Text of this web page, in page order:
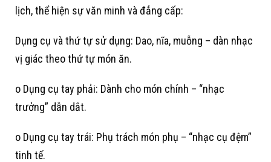
lịch, thể hiện sự văn minh và đẳng cấp:
Dụng cụ và thứ tự sử dụng: Dao, nĩa, muỗng – dàn nhạc
vị giác theo thứ tự món ăn.
o Dụng cụ tay phải: Dành cho món chính – “nhạc
trưởng” dẫn dắt.
o Dụng cụ tay trái: Phụ trách món phụ – “nhạc cụ đệm”
tinh tế.